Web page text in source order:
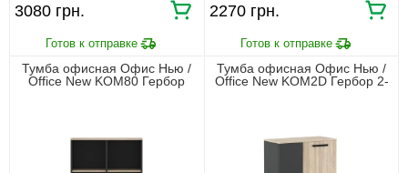
3080 грн. 2270 грн.
Тумба офисная Офис Нью /
Office New KOM80 Гербор
Тумба офисная Офис Нью /
Office New KOM2D Гербор 2-